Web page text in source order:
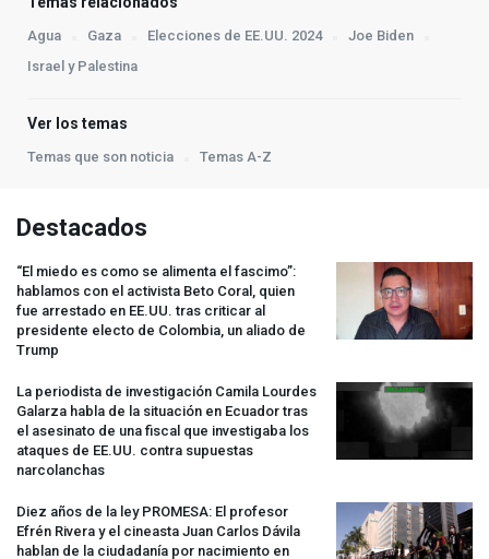
Agua Gaza Elecciones de EE.UU. 2024
Joe Biden
Israel y Palestina
Ver los temas
Temas que son noticia Temas A-Z
Destacados
“El miedo es como se alimenta el fascimo”:
hablamos con el activista Beto Coral, quien
fue arrestado en EE.UU. tras criticar al
presidente electo de Colombia, un aliado de
Trump
La periodista de investigación Camila Lourdes
Galarza habla de la situación en Ecuador tras
el asesinato de una fiscal que investigaba los
ataques de EE.UU. contra supuestas
narcolanchas
Diez años de la ley PROMESA: El profesor
Efrén Rivera y el cineasta Juan Carlos Dávila
hablan de la ciudadanía por nacimiento en